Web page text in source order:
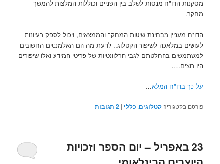
מסקנות הדו"ח מנסות לשלב בין השניים וכוללות המלצות להמשך
מחקר.
הדו"ח מעניין מבחינת שיטות המחקר והממצאים, ויכול לספק רעיונות
לעושים במלאכה לשיפור הקטלוג.. לדעת מה הם האלמנטים החשובים
למשתמשים בהחלטתם לגבי הרלוונטיות של פריטי המידע ואלו שיפורים
היו רוצים….
על כך בדו"ח המלא…
פורסם בקטגוריה קטלוגים, כללי |
2 תגובות
23 באפריל – יום הספר וזכויות